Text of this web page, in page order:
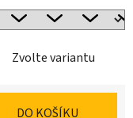
Zvolte variantu
DO KOŠÍKU